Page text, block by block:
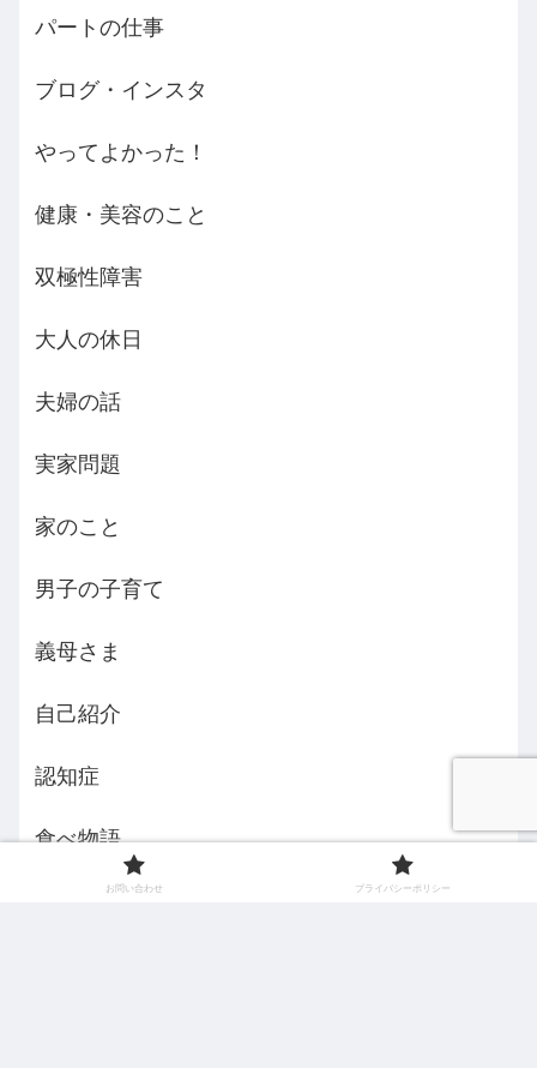
パートの仕事
ブログ・インスタ
やってよかった！
健康・美容のこと
双極性障害
大人の休日
夫婦の話
実家問題
家のこと
男子の子育て
義母さま
自己紹介
認知症
食べ物語
お問い合わせ プライバシーポリシー